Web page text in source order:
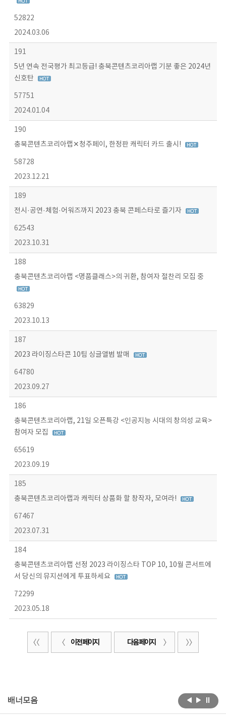
52822
2024.03.06
191
5년 연속 전국평가 최고등급! 충북콘텐츠코리아랩 기분 좋은 2024년
신호탄
57751
2024.01.04
190
충북콘텐츠코리아랩✕청주페이, 한정판 캐릭터 카드 출시!
58728
2023.12.21
189
전시·공연·체험·어워즈까지 2023 충북 콘페스타로 즐기자
62543
2023.10.31
188
충북콘텐츠코리아랩 <명품클래스>의 귀환, 참여자 절찬리 모집 중
63829
2023.10.13
187
2023 라이징스타콘 10팀 싱글앨범 발매
64780
2023.09.27
186
충북콘텐츠코리아랩, 21일 오픈특강 <인공지능 시대의 창의성 교육>
참여자 모집
65619
2023.09.19
185
충북콘텐츠코리아랩과 캐릭터 상품화 할 창작자, 모여라!
67467
2023.07.31
184
충북콘텐츠코리아랩 선정 2023 라이징스타 TOP 10, 10월 콘서트에
서 당신의 뮤지션에게 투표하세요
72299
2023.05.18
이전 페이지 다음 페이지
배너모음